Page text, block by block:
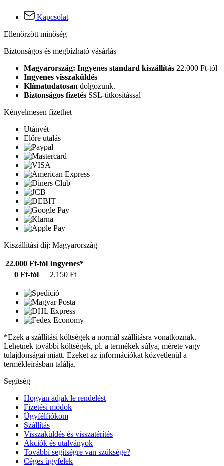
Kapcsolat
Ellenőrzött minőség
Biztonságos és megbízható vásárlás
Magyarország: Ingyenes standard kiszállítás 22.000 Ft-tól
Ingyenes visszaküldés
Klímatudatosan dolgozunk.
Biztonságos fizetés SSL-titkosítással
Kényelmesen fizethet
Utánvét
Előre utalás
Kiszállítási díj: Magyarország
22.000 Ft-tól Ingyenes*
0 Ft-tól
2.150 Ft
*Ezek a szállítási költségek a normál szállításra vonatkoznak.
Lehetnek további költségek, pl. a termékek súlya, mérete vagy
tulajdonságai miatt. Ezeket az információkat közvetlenül a
termékleírásban találja.
Segítség
Hogyan adjak le rendelést
Fizetési módok
Ügyfélfiókom
Szállítás
Visszaküldés és visszatérítés
Akciók és utalványok
További segítségre van szüksége?
Céges ügyfelek